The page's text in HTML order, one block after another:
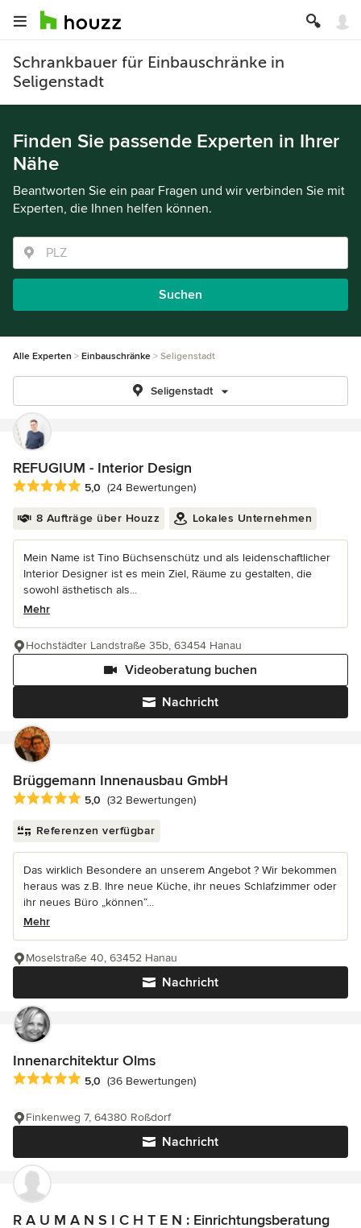
Schrankbauer für Einbauschränke in
Seligenstadt
Finden Sie passende Experten in Ihrer
Nähe
Beantworten Sie ein paar Fragen und wir verbinden Sie mit
Experten, die Ihnen helfen können.
Suchen
Alle Experten Einbauschränke Seligenstadt
Seligenstadt
REFUGIUM - Interior Design
Durchschnittliche Bewertung: 5 von 5 Sternen
5,0 (24 Bewertungen)
8 Aufträge über Houzz Lokales Unternehmen
Mein Name ist Tino Büchsenschütz und als leidenschaftlicher
Interior Designer ist es mein Ziel, Räume zu gestalten, die
sowohl ästhetisch als...
Mehr
Nachricht
Videoberatung buchen
Hochstädter Landstraße 35b, 63454 Hanau
Brüggemann Innenausbau GmbH
Durchschnittliche Bewertung: 5 von 5 Sternen
5,0 (32 Bewertungen)
Referenzen verfügbar
Das wirklich Besondere an unserem Angebot ? Wir bekommen
heraus was z.B. Ihre neue Küche, ihr neues Schlafzimmer oder
ihr neues Büro „können“...
Mehr
Nachricht
Moselstraße 40, 63452 Hanau
Innenarchitektur Olms
Durchschnittliche Bewertung: 5 von 5 Sternen
5,0 (36 Bewertungen)
Nachricht
Finkenweg 7, 64380 Roßdorf
R A U M A N S I C H T E N : Einrichtungsberatung